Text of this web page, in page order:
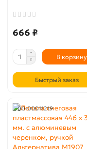
666 ₽
В корзину
Быстрый заказ
00-00011219